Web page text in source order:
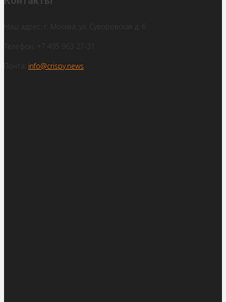
Наш адрес: г. Москва, ул. Суворовская д. 6
Телефон: +7 495 963-27-31
Почта: info@crispy.news